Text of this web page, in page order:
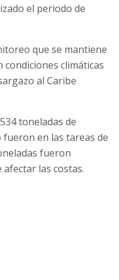
el periodo de
que se mantiene
climáticas
al Caribe
toneladas de
fueron en las tareas de
fueron
las costas.